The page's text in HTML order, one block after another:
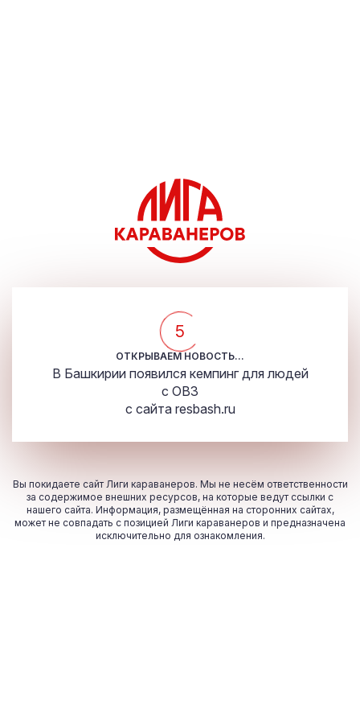
5
ОТКРЫВАЕМ НОВОСТЬ...
В Башкирии появился кемпинг для людей
с ОВЗ
с сайта resbash.ru
Вы покидаете сайт Лиги караванеров. Мы не несём ответственности
за содержимое внешних ресурсов, на которые ведут ссылки с
нашего сайта. Информация, размещённая на сторонних сайтах,
может не совпадать с позицией Лиги караванеров и предназначена
исключительно для ознакомления.